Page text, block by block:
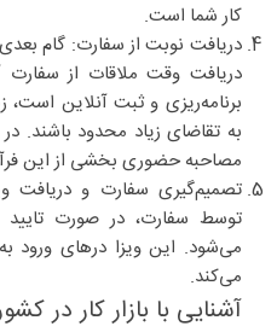
کار شما است.
دریافت نوبت از سفارت: گام
دریافت وقت ملاقات از سفارت
برنامه‌ریزی و ثبت آنلاین
به تقاضای زیاد محدود باشند.
مصاحبه حضوری بخشی از این
تصمیم‌گیری سفارت و دریافت
توسط سفارت، در صورت تایید
می‌شود. این ویزا درهای ورود به
می‌کند.
آشنایی با بازار کار در